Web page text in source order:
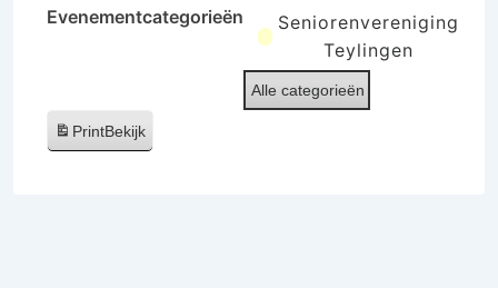
Barbecue
in
Warmond
Evenementcategorieën
Seniorenvereniging
Teylingen
Alle categorieën
PrintBekijk